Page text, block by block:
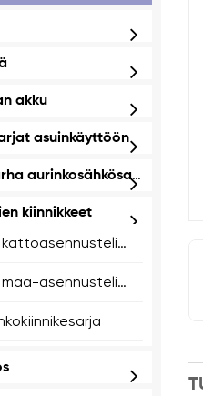
akku
asuinkäyttöön
aurinkosähkösarjat
kiinnikkeet
Aurinkopaneelin kattoasennusteline
Aurinkopaneelin maa-asennusteline